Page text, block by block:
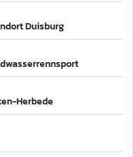
Duisburg
Herbede